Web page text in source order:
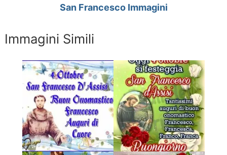
San Francesco Immagini
Immagini Simili